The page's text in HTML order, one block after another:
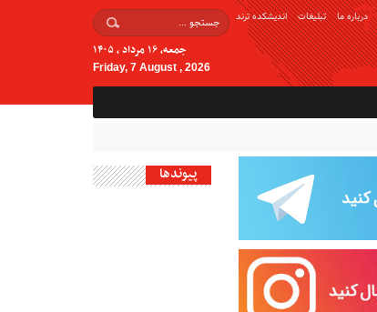
اندیشکده ترند تبلیغات درباره ما
جمعه, ۱۶ مرداد , ۱۴۰۵
Friday, 7 August , 2026
پیوندها